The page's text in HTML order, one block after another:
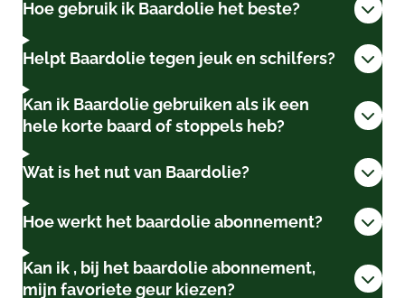
Hoe gebruik ik Baardolie het beste?
Helpt Baardolie tegen jeuk en schilfers?
Kan ik Baardolie gebruiken als ik een
hele korte baard of stoppels heb?
Wat is het nut van Baardolie?
Hoe werkt het baardolie abonnement?
Kan ik , bij het baardolie abonnement,
mijn favoriete geur kiezen?